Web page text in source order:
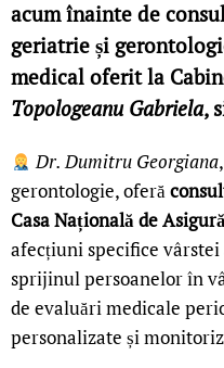
acum înainte de
geriatrie și
medical oferit la
Topologeanu Gabriela,
Dr. Dumitru Georgiana
gerontologie, oferă
Casa Națională de
afecțiuni specifice
sprijinul persoanelor în
de evaluări medicale
personalizate și